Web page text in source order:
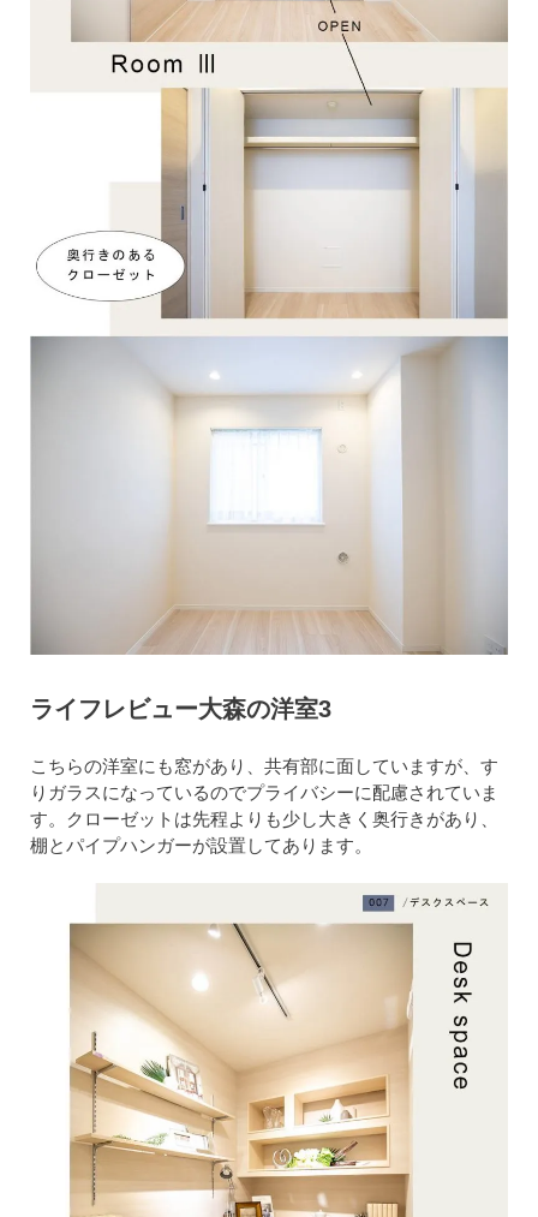
ライフレビュー大森の洋室3
こちらの洋室にも窓があり、共有部に面していますが、す
りガラスになっているのでプライバシーに配慮されていま
す。クローゼットは先程よりも少し大きく奥行きがあり、
棚とパイプハンガーが設置してあります。